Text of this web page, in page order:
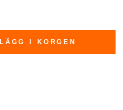
LÄGG I KORGEN